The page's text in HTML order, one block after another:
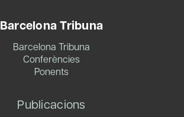
Barcelona Tribuna
Barcelona Tribuna
Conferències
Ponents
Publicacions